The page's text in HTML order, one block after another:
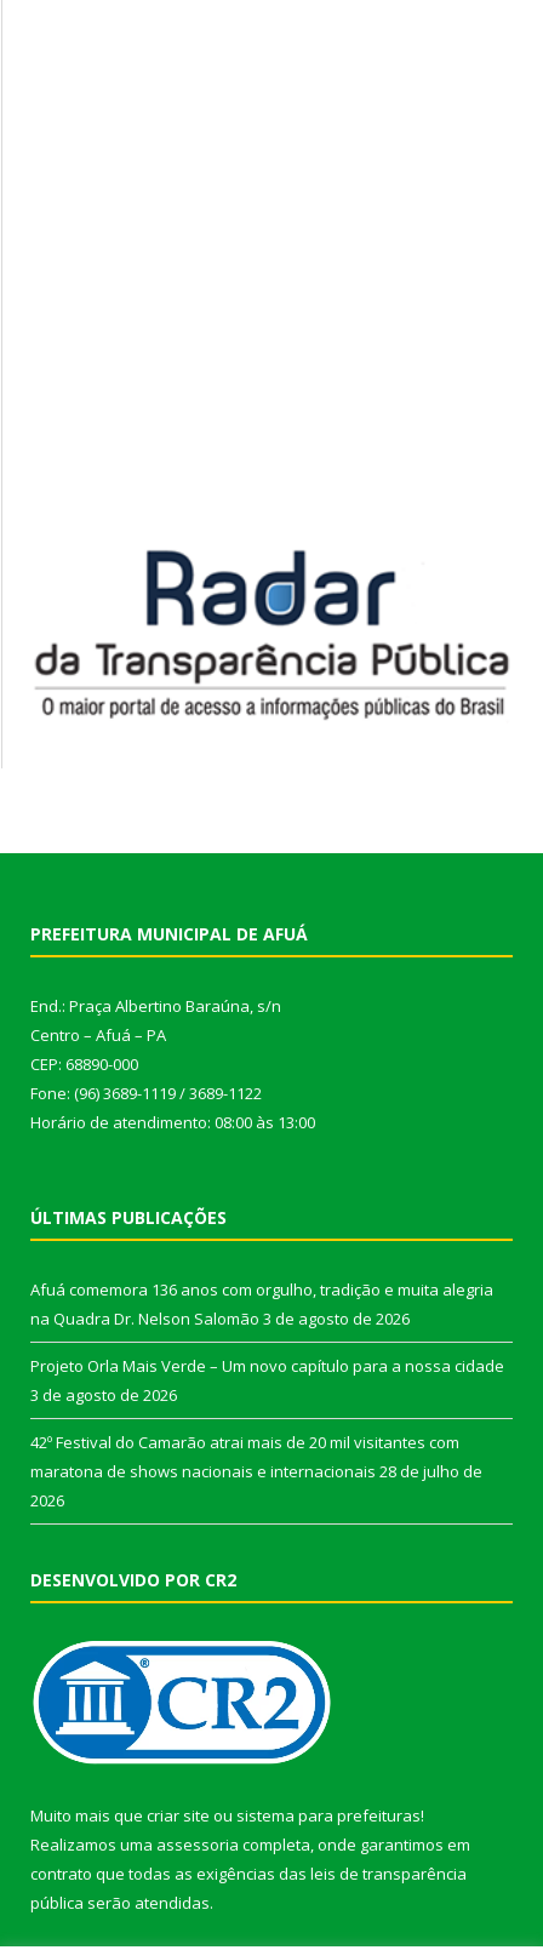
PREFEITURA MUNICIPAL DE AFUÁ
End.: Praça Albertino Baraúna, s/n
Centro – Afuá – PA
CEP: 68890-000
Fone: (96) 3689-1119 / 3689-1122
Horário de atendimento: 08:00 às 13:00
ÚLTIMAS PUBLICAÇÕES
Afuá comemora 136 anos com orgulho, tradição e muita alegria
na Quadra Dr. Nelson Salomão 3 de agosto de 2026
Projeto Orla Mais Verde – Um novo capítulo para a nossa cidade
3 de agosto de 2026
42º Festival do Camarão atrai mais de 20 mil visitantes com
maratona de shows nacionais e internacionais 28 de julho de
2026
DESENVOLVIDO POR CR2
Muito mais que criar site ou sistema para prefeituras!
Realizamos uma assessoria completa, onde garantimos em
contrato que todas as exigências das leis de transparência
pública serão atendidas.